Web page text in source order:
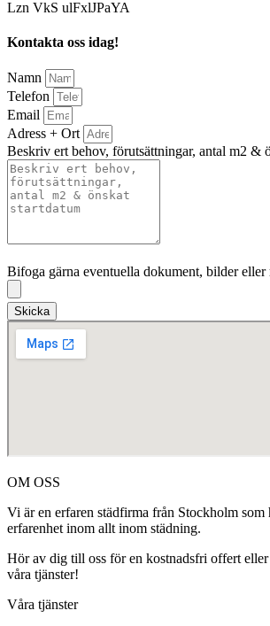
Kontakta oss idag!
Namn
Telefon
Email
Adress + Ort
Beskriv ert behov, förutsättningar, antal m2 &
Bifoga gärna eventuella dokument, bilder eller
Skicka
OM OSS
Vi är en erfaren städfirma från Stockholm som
erfarenhet inom allt inom städning.
Hör av dig till oss för en kostnadsfri offert
våra tjänster!
Våra tjänster